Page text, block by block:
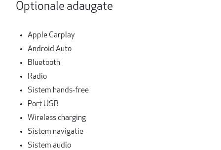
Optionale adaugate
Apple Carplay
Android Auto
Bluetooth
Radio
Sistem hands-free
Port USB
Wireless charging
Sistem navigatie
Sistem audio